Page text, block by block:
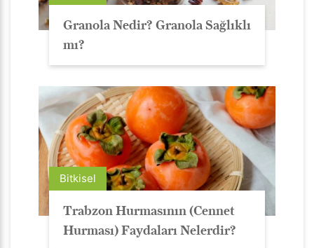
Granola Nedir? Granola Sağlıklı
mı?
Bitkisel
Trabzon Hurmasının (Cennet
Hurması) Faydaları Nelerdir?